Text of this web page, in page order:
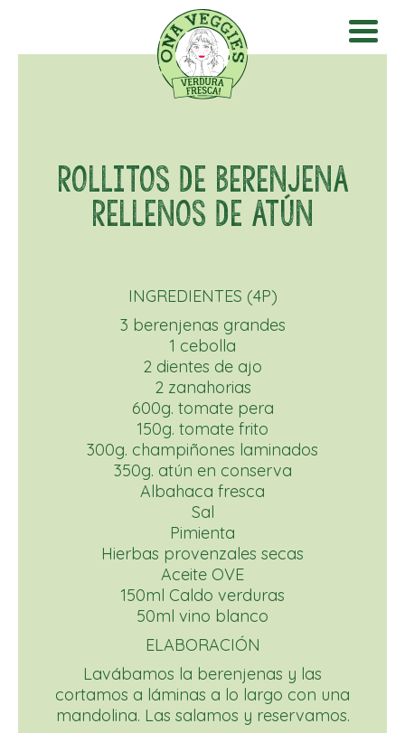
ROLLITOS DE BERENJENA
RELLENOS DE ATÚN
INGREDIENTES (4P)
3 berenjenas grandes
1 cebolla
2 dientes de ajo
2 zanahorias
600g. tomate pera
150g. tomate frito
300g. champiñones laminados
350g. atún en conserva
Albahaca fresca
Sal
Pimienta
Hierbas provenzales secas
Aceite OVE
150ml Caldo verduras
50ml vino blanco
ELABORACIÓN
Lavábamos la berenjenas y las
cortamos a láminas a lo largo con una
mandolina. Las salamos y reservamos.